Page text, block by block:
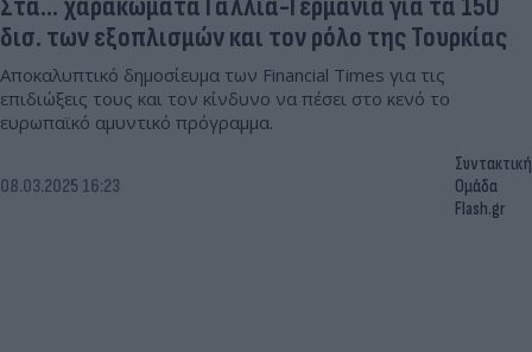
δισ. των εξοπλισμών και τον ρόλο της Τουρκίας
Αποκαλυπτικό δημοσίευμα των Financial Times για τις
επιδιώξεις τους και τον κίνδυνο να πέσει στο κενό το
ευρωπαϊκό αμυντικό πρόγραμμα.
08.03.2025 16:23
Συντακτική
Ομάδα
Flash.gr